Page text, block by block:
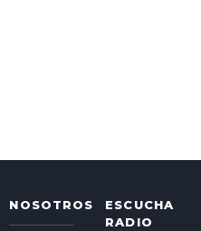
NOSOTROS
ESCUCHA
RADIO